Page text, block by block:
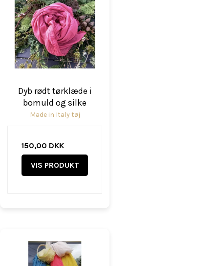
Dyb rødt tørklæde i
bomuld og silke
Made in Italy tøj
150,00 DKK
VIS PRODUKT